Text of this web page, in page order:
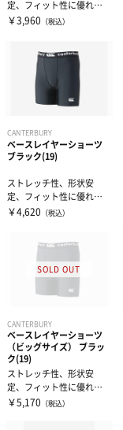
定、フィット性に優れたL
YCRA（ライクラ）素材を
￥3,960 （税込）
CANTERBURY
ベースレイヤーショーツ
ブラック(19)
ストレッチ性、形状安
定、フィット性に優れたL
YCRA（ライクラ）素材を
￥4,620 （税込）
CANTERBURY
ベースレイヤーショーツ
（ビッグサイズ） ブラッ
ク(19)
ストレッチ性、形状安
定、フィット性に優れたL
YCRA（ライクラ）素材を
￥5,170 （税込）